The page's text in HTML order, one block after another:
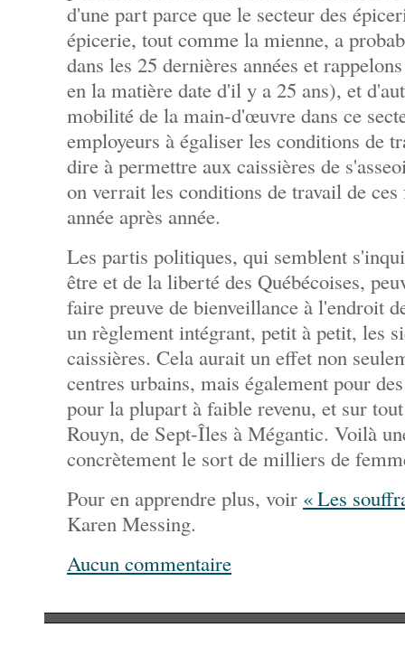
d'une part parce que le secteur des
épicerie, tout comme la mienne, a
dans les 25 dernières années et
en la matière date d'il y a 25 ans), et
mobilité de la main-d'œuvre dans ce
employeurs à égaliser les conditions de
dire à permettre aux caissières de
on verrait les conditions de travail de
année après année.
Les partis politiques, qui semblent
être et de la liberté des Québécoises,
faire preuve de bienveillance à l'endroit
un règlement intégrant, petit à petit, les
caissières. Cela aurait un effet non
centres urbains, mais également pour
pour la plupart à faible revenu, et sur
Rouyn, de Sept-Îles à Mégantic. Voilà
concrètement le sort de milliers de
Pour en apprendre plus, voir « Les
Karen Messing.
Aucun commentaire